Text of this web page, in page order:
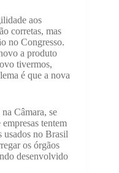
aos
corretas, mas
no Congresso.
a produto
tivermos,
é que a nova
Câmara, se
tentem
usados no Brasil
os órgãos
desenvolvido